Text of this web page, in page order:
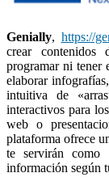
Genially, https://
crear contenidos
programar ni tener
elaborar
intuitiva de
interactivos para
web o
plataforma ofrece
te servirán como
información según